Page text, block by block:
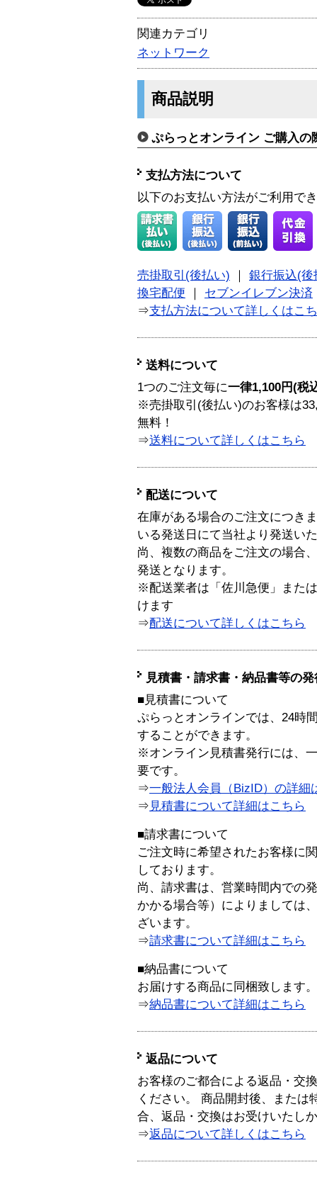
関連カテゴリ
ネットワーク
商品説明
ぷらっとオンライン ご購入の
支払方法について
以下のお支払い方法がご利用で
売掛取引(後払い)
銀行振込(後
換宅配便
セブンイレブン決済
⇒支払方法について詳しくはこ
送料について
1つのご注文毎に一律1,100円(税
※売掛取引(後払い)のお客様は
無料！
⇒送料について詳しくはこちら
配送について
在庫がある場合のご注文につき
いる発送日にて当社より発送い
尚、複数の商品をご注文の場合
発送となります。
※配送業者は「佐川急便」また
けます
⇒配送について詳しくはこちら
見積書・請求書・納品書等の
■見積書について
ぷらっとオンラインでは、24時
することができます。
※オンライン見積書発行には、
要です。
⇒一般法人会員（BizID）の詳細
⇒ 見積書について詳細はこちら
■請求書について
ご注文時に希望されたお客様に
しております。
尚、請求書は、営業時間内での
かかる場合等）によりましては
ざいます。
⇒請求書について詳細はこちら
■納品書について
お届けする商品に同梱致します。
⇒納品書について詳細はこちら
返品について
お客様のご都合による返品・交
ください。 商品開封後、または
合、返品・交換はお受けいたし
⇒返品について詳しくはこちら